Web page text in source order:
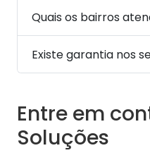
Quais os bairros
Existe garantia nos
Entre em
Soluções